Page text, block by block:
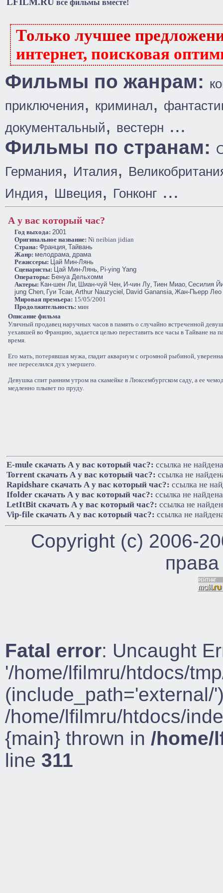
все фильмы вместе!
Только лучшее
интернет, поисковая
Фильмы по жанрам:
приключения, криминал,
документальный, вестерн ...
Фильмы по странам:
Германия, Италия,
Индия, Швеция, Гонконг ...
А у вас который час?
Год выхода: 2001
Оригинальное название: Ni neibian jidian
Cтрана: Франция,
Тайвань
Жанр: мелодрама, драма
Режиссеры: Цай Мин-Лянь
Сценаристы: Цай Мин-Лянь, Pi-ying Yang
Операторы: Бенуа Дельхомм
Актеры: Кан-шен Ли, Шиан-чуй Чен, И-чин Лу, Тиен Миао, Сесилия
jung Chen, Гуи Тсаи, Arthur Nauzyciel , David Ganansia, Жан-Пьерр Лео
Мировая премьера: 15/05/2001
Продолжительность: мин
Описание фильма
Уличный продавец наручных часов в память о случайно встреченной
уехавшей во Францию, задается целью переставить все часы в Тайване на
время.
Его мать, потерявшая мужа, гладит аквариум с огромной рыбиной,
нее переселился дух умершего.
Девушка спит ранним утром на скамейке в Люксембургском саду, а ее
медленно плывет по пруду.
E-mule cкачать А у вас который час?: ссылка не найдена
Torrent cкачать А у вас который час?: ссылка не
Rapidshare cкачать А у вас который час?: ссылка не
Ifolder cкачать А у вас который час?: ссылка не найдена
LetItBit cкачать А у вас который час?: ссылка не
Vip-file cкачать А у вас который час?: ссылка не
Copyright (c) 2006-
Fatal error: Uncaught
'/home/lfilmru/htdocs/
(include_path='external/
/home/lfilmru/htdocs/
{main} thrown in /home/
line 311